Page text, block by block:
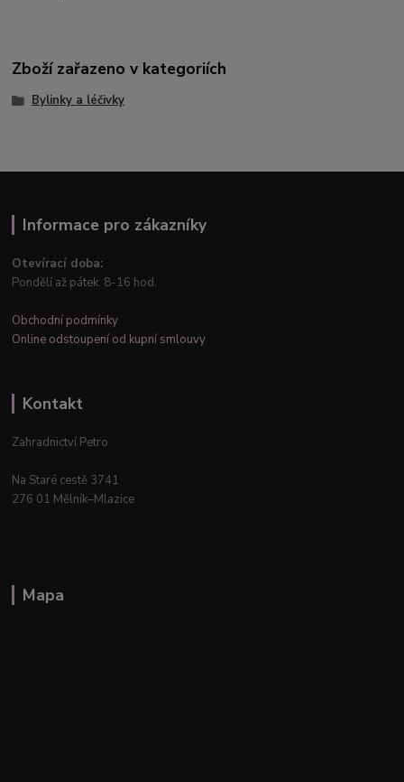
Zboží zařazeno v kategoriích
Bylinky a léčivky
Informace pro zákazníky
Otevírací doba:
Pondělí až pátek: 8-16 hod.
Obchodní podmínky
Online odstoupení od kupní smlouvy
Kontakt
Zahradnictví Petro
Na Staré cestě 3741
276 01 Mělník–Mlazice
Mapa